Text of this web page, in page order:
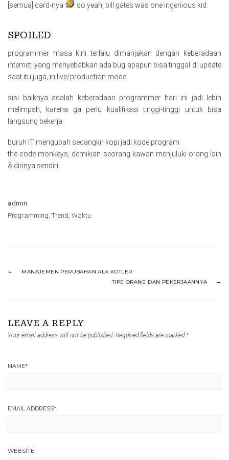
[semua] card-nya
so yeah, bill gates was one ingenious kid.
SPOILED
programmer masa kini terlalu dimanjakan dengan keberadaan
intemet, yang menyebabkan ada bug apapun bisa tinggal di update
saat itu juga, in live/production mode.
sisi baiknya adalah keberadaan programmer hari ini jadi lebih
melimpah, karena ga perlu kualifikasi tinggi-tinggi untuk bisa
langsung bekerja.
buruh IT mengubah secangkir kopi jadi kode program.
the code monkeys, demikian seorang kawan menjuluki orang lain
& dirinya sendiri.
admin
Programming Trend Waktu
MANAJEMEN PERUBAHAN ALA KOTLER
TIPE ORANG DAN PEKERJAANNYA
LEAVE A REPLY
Your email address will not be published. Required fields are marked *
NAME*
EMAIL ADDRESS*
WEBSITE